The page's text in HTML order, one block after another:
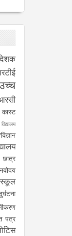
छात्र
पत्र